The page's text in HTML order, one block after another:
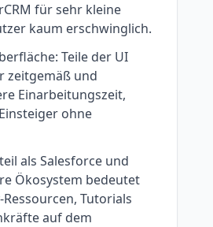
für sehr kleine
kaum erschwinglich.
Teile der UI
zeitgemäß und
Einarbeitungszeit,
ohne
als Salesforce und
Ökosystem bedeutet
Tutorials
auf dem